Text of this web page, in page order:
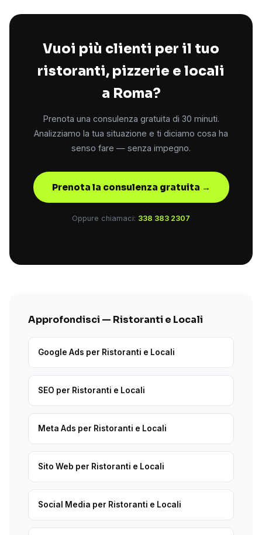
Vuoi più clienti per il tuo
ristoranti, pizzerie e locali
a Roma?
Prenota una consulenza gratuita di 30 minuti.
Analizziamo la tua situazione e ti diciamo cosa ha
senso fare — senza impegno.
Prenota la consulenza gratuita →
Oppure chiamaci: 338 383 2307
Approfondisci — Ristoranti e Locali
Google Ads per Ristoranti e Locali
SEO per Ristoranti e Locali
Meta Ads per Ristoranti e Locali
Sito Web per Ristoranti e Locali
Social Media per Ristoranti e Locali